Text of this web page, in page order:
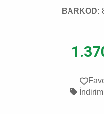
BARKOD:
İndirim